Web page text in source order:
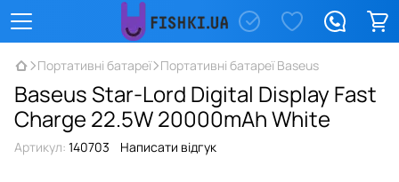
Портативні батареї Портативні батареї Baseus
Baseus Star-Lord Digital Display Fast
Charge 22.5W 20000mAh White
Артикул: 140703 Написати відгук